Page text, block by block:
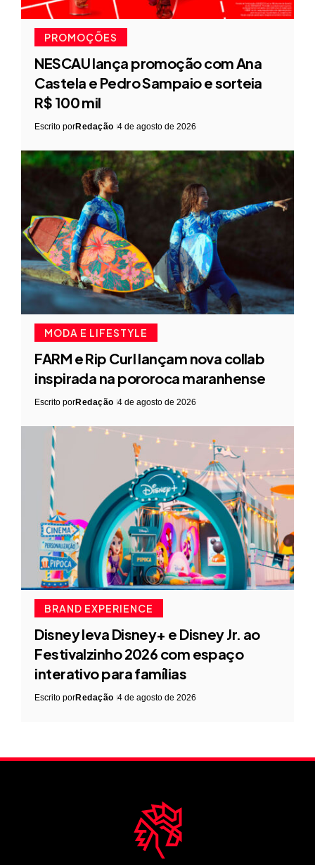
PROMOÇÕES
NESCAU lança promoção com Ana
Castela e Pedro Sampaio e sorteia
R$ 100 mil
Escrito porRedação 4 de agosto de 2026
MODA E LIFESTYLE
FARM e Rip Curl lançam nova collab
inspirada na pororoca maranhense
Escrito porRedação 4 de agosto de 2026
BRAND EXPERIENCE
Disney leva Disney+ e Disney Jr. ao
Festivalzinho 2026 com espaço
interativo para famílias
Escrito porRedação 4 de agosto de 2026